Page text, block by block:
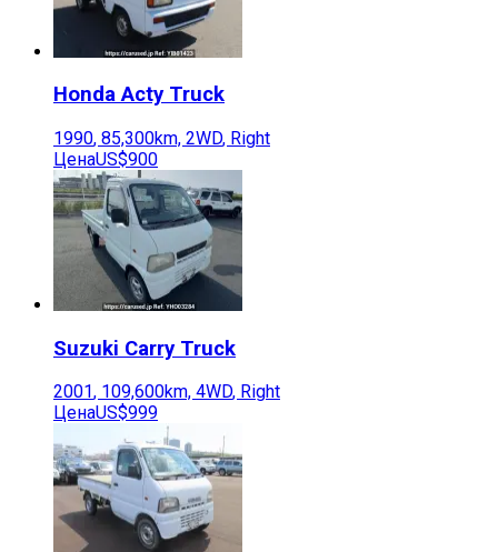
Honda Acty Truck
1990, 85,300km, 2WD, Right
ЦенаUS$900
Suzuki Carry Truck
2001, 109,600km, 4WD, Right
ЦенаUS$999